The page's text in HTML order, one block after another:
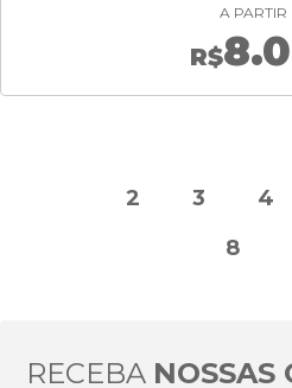
A PARTIR
R$
2 3 4
8
RECEBA NOSSAS